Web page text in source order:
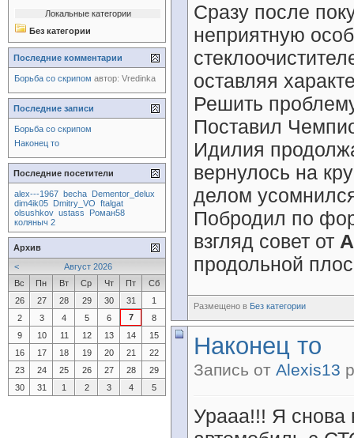
Сразу после
неприятную
оставляя
Решить
Поставил
Идилия
вернулось на
делом
Побродил по
взгляд совет от
продольной
Размещено в Без категории
Наконец то
Запись от Alexis13
Урааа!!! Я снова
Локальные категории
Без категории
Последние комментарии
Борьба со скрипом автор: Vredinka
Последние записи
Борьба со скрипом
Наконец то
Последние посетители
alex---1967 becha Dementor_delux
dim4ik05 Dmitry_VO ftalgat
olsushkov ustass
Роман58
коляныч 2
Архив
<
Август 2026
Вс
Пн Вт Ср Чт Пт
Сб
26
27 28 29 30 31
1
2
3 4 5 6 7
8
9
10 11 12 13 14
15
16
17 18 19 20 21
22
23
24 25 26 27 28
29
30
31 1 2 3 4 5